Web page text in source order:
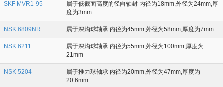
SKF MVR1-95
属于低截面高度的径向轴封 内径为18mm,外径为24mm,厚
度为3mm
NSK 6809NR 属于深沟球轴承 内径为45mm,外径为58mm,厚度为7mm
NSK 6211
属于深沟球轴承 内径为55mm,外径为100mm,厚度为
21mm
NSK 5204
属于推力球轴承 内径为20mm,外径为47mm,厚度为
20.6mm